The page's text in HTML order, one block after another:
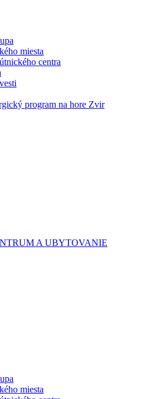
miesta
centra
program na hore Zvir
A UBYTOVANIE
miesta